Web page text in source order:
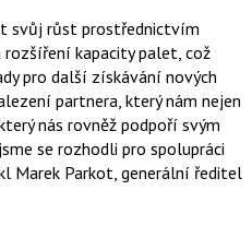
svůj růst prostřednictvím
kapacity palet, což
pro další získávání nových
partnera, který nám nejen
nás rovněž podpoří svým
se rozhodli pro spolupráci
Marek Parkot, generální ředitel